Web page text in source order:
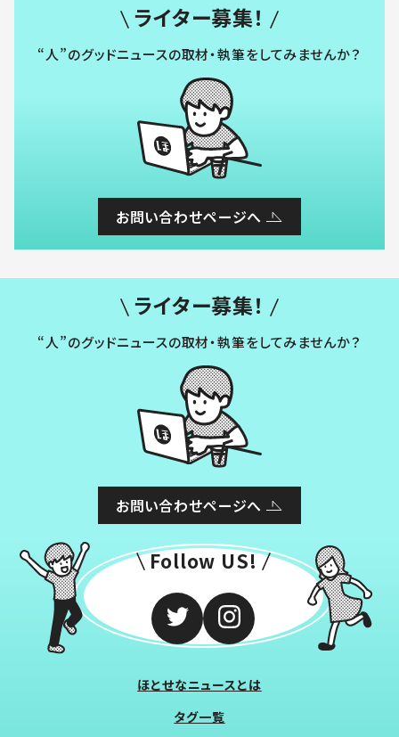
ライター募集！
“人”のグッドニュースの取材・執筆をしてみませんか？
お問い合わせページへ
ライター募集！
“人”のグッドニュースの取材・執筆をしてみませんか？
お問い合わせページへ
Follow US!
ほとせなニュースとは
タグ一覧